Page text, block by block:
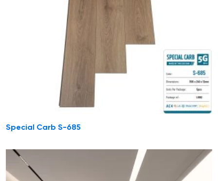
Special Carb S-685